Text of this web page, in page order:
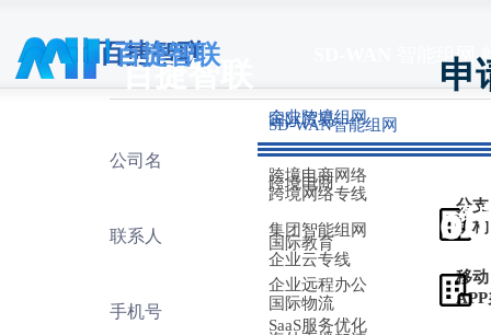
百捷智联
SD-WAN智能组网
跨境网络专线
企业云专线
SaaS服务优化
分支
机构
移动
客
客
企业跨境组网
跨境电商网络
集团智能组网
企业远程办公
国际贸易
跨境电商
国际教育
国际物流
百捷智联 智能组网
申
公司名
联系人
手机号
百捷智联